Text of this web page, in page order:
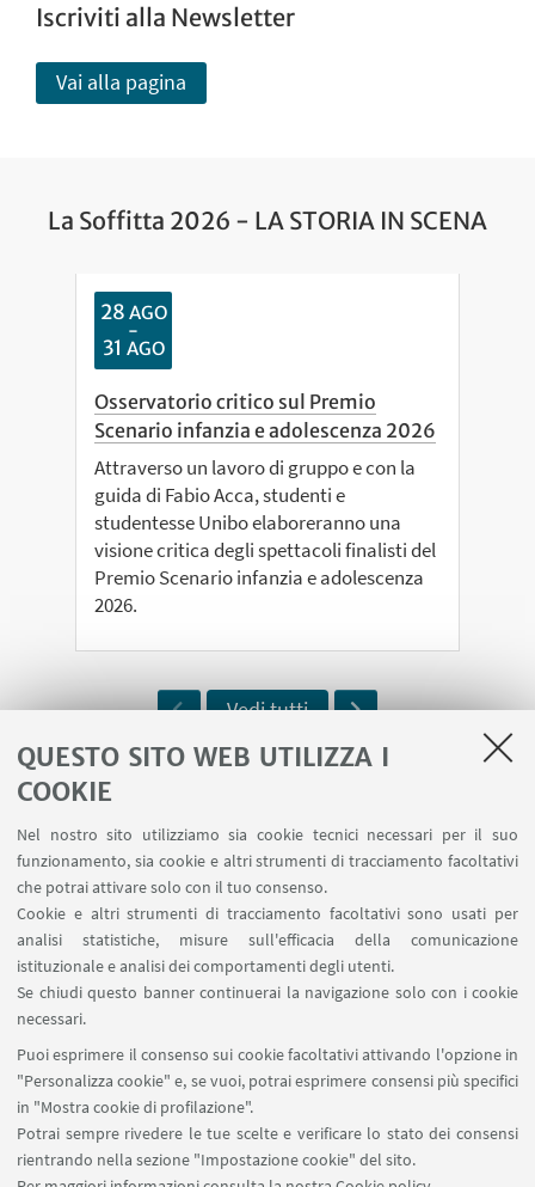
QUESTO SITO WEB UTILIZZA I
COOKIE
Nel nostro sito utilizziamo sia cookie tecnici necessari per il suo
funzionamento, sia cookie e altri strumenti di tracciamento facoltativi
che potrai attivare solo con il tuo consenso.
Cookie e altri strumenti di tracciamento facoltativi sono usati per
analisi statistiche, misure sull'efficacia della comunicazione
istituzionale e analisi dei comportamenti degli utenti.
Se chiudi questo banner continuerai la navigazione solo con i cookie
necessari.
Puoi esprimere il consenso sui cookie facoltativi attivando l'opzione in
"Personalizza cookie" e, se vuoi, potrai esprimere consensi più specifici
in "Mostra cookie di profilazione".
Potrai sempre rivedere le tue scelte e verificare lo stato dei consensi
rientrando nella sezione "Impostazione cookie" del sito.
Iscriviti alla Newsletter
Vai alla pagina
La Soffitta 2026 - LA STORIA IN SCENA
28 AGO
-
31 AGO
Osservatorio critico sul Premio
Scenario infanzia e adolescenza 2026
Attraverso un lavoro di gruppo e con la
guida di Fabio Acca, studenti e
studentesse Unibo elaboreranno una
visione critica degli spettacoli finalisti del
Premio Scenario infanzia e adolescenza
2026.
Previous
Vedi tutti
Next
.